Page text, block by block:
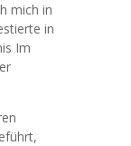
mich in
in
Im